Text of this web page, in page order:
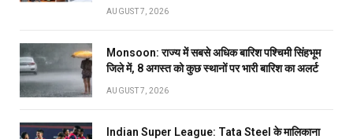
AUGUST 7, 2026
Monsoon: राज्य में सबसे अधिक बारिश पश्चिमी सिंहभूम
जिले में, 8 अगस्त को कुछ स्थानों पर भारी बारिश का अलर्ट
AUGUST 7, 2026
Indian Super League: Tata Steel के मालिकाना